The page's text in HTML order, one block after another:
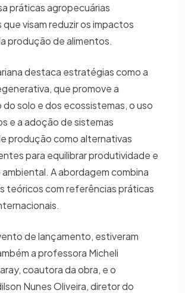
práticas agropecuárias
visam reduzir os impactos
produção de alimentos.
destaca estratégias como a
que promove a
solo e dos ecossistemas, o uso
e a adoção de sistemas
produção como alternativas
para equilibrar produtividade e
A abordagem combina
teóricos com referências práticas
de lançamento, estiveram
a professora Micheli
coautora da obra, e o
Nunes Oliveira, diretor do